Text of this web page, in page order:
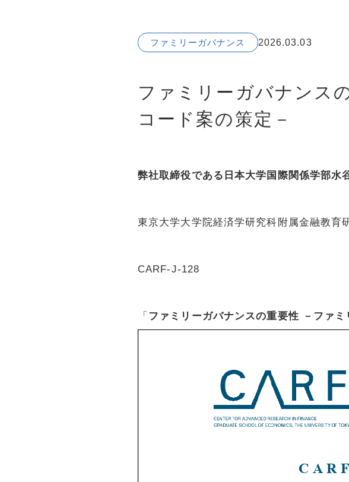
ファミリーガバナンス 2026.03.03
ファミリーガバナンス
コード案の策定－
弊社取締役である日本大学国際関係学部水
東京大学大学院経済学研究科附属金融教育
CARF-J-128
「 ファミリーガバナンスの重要性 －ファ